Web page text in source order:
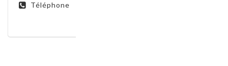
Téléphone